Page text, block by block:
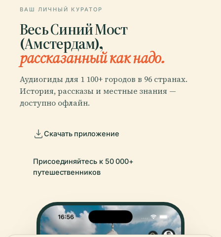
ВАШ ЛИЧНЫЙ КУРАТОР
Весь Синий Мост
(Амстердам),
рассказанный как надо.
Аудиогиды для 1 100+ городов в 96 странах.
История, рассказы и местные знания —
доступно офлайн.
Скачать приложение
Присоединяйтесь к 50 000+
путешественников